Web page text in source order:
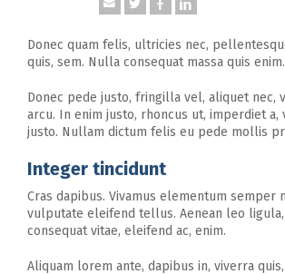
Donec quam felis, ultricies nec,
quis, sem. Nulla consequat massa quis enim.
Donec pede justo, fringilla vel, aliquet nec,
arcu. In enim justo, rhoncus ut, imperdiet a,
justo. Nullam dictum felis eu pede mollis
Integer tincidunt
Cras dapibus. Vivamus elementum semper
vulputate eleifend tellus. Aenean leo
consequat vitae, eleifend ac, enim.
Aliquam lorem ante, dapibus in, viverra